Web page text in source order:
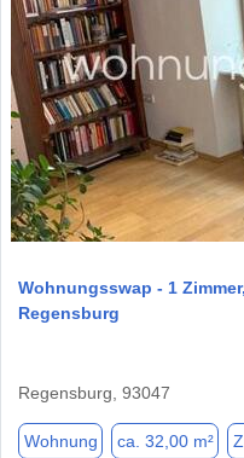
Wohnungsswap - 1
Regensburg
Regensburg, 93047
Wohnung ca. 32,00 m²